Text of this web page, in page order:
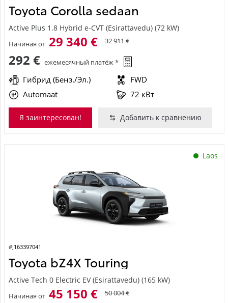
Toyota Corolla sedaan
Active Plus 1.8 Hybrid e-CVT (Esirattavedu) (72 kW)
Начиная от 29 340 € 32 911 €
292 € ежемесячный платёж *
Гибрид (Бенз./Эл.)
FWD
Automaat
72 кВт
Я заинтересован! Добавить к сравнению
Laos
#J163397041
Toyota bZ4X Touring
Active Tech 0 Electric EV (Esirattavedu) (165 kW)
Начиная от 45 150 € 50 004 €